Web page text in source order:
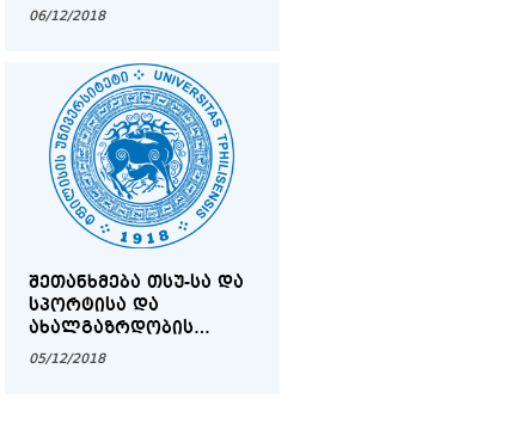
ᲬᲔᲕᲠᲔᲑᲡ ᲨᲔᲮᲕᲓᲐ
06/12/2018
ᲨᲔᲗᲐᲜᲮᲛᲔᲑᲐ ᲗᲡᲣ-ᲡᲐ ᲓᲐ
ᲡᲞᲝᲠᲢᲘᲡᲐ ᲓᲐ
ᲐᲮᲐᲚᲒᲐᲖᲠᲓᲝᲑᲘᲡ
ᲡᲐᲛᲘᲜᲘᲡᲢᲠᲝᲡ ᲨᲝᲠᲘᲡ
05/12/2018